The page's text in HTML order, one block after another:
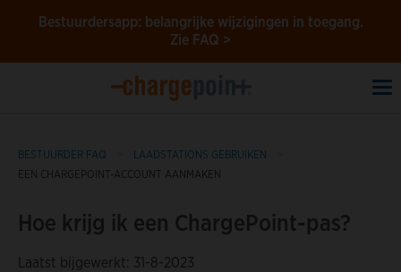
Bestuurdersapp: belangrijke wijzigingen in toegang.
Zie FAQ >
BESTUURDER FAQ
LAADSTATIONS GEBRUIKEN
EEN CHARGEPOINT-ACCOUNT AANMAKEN
Hoe krijg ik een ChargePoint-pas?
Laatst bijgewerkt: 31-8-2023